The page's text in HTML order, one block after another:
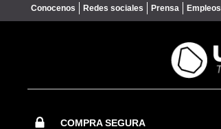
Conocenos Redes sociales Prensa Empleos
COMPRA SEGURA